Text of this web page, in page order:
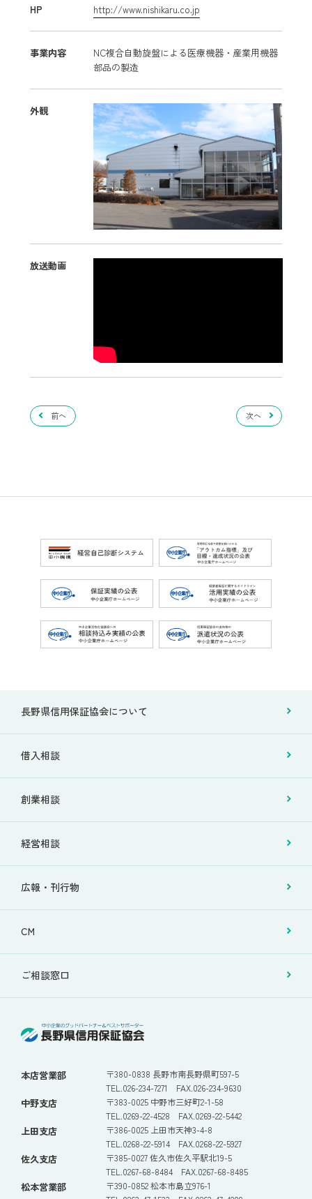
HP http://www.nishikaru.co.jp
事業内容
NC複合自動旋盤による医療機器・産業用機器
部品の製造
外観
放送動画
前へ 次へ
長野県信用保証協会について
借入相談
創業相談
経営相談
広報・刊行物
CM
ご相談窓口
本店営業部
〒380-0838 長野市南長野県町597-5
TEL.026-234-7271 FAX.026-234-9630
中野支店
〒383-0025 中野市三好町2-1-58
TEL.0269-22-4528 FAX.0269-22-5442
上田支店
〒386-0025 上田市天神3-4-8
TEL.0268-22-5914 FAX.0268-22-5927
佐久支店
〒385-0027 佐久市佐久平駅北19-5
TEL.0267-68-8484 FAX.0267-68-8485
松本営業部
〒390-0852 松本市島立976-1